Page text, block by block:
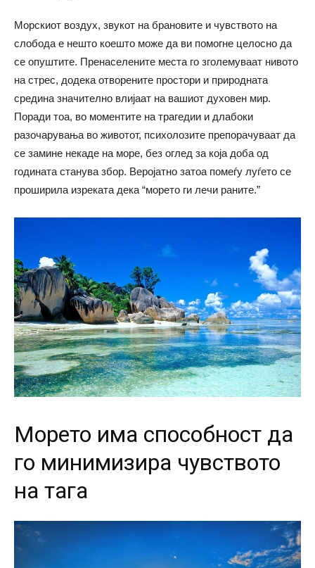
Морскиот воздух, звукот на брановите и чувството на
слобода е нешто коешто може да ви помогне целосно да
се опуштите. Пренаселените места го зголемуваат нивото
на стрес, додека отворените простори и природната
средина значително влијаат на вашиот духовен мир.
Поради тоа, во моментите на трагедии и длабоки
разочарувања во животот, психолозите препорачуваат да
се замине некаде на море, без оглед за која доба од
годината станува збор. Веројатно затоа помеѓу луѓето се
проширила изреката дека “морето ги лечи раните.”
Морето има способност да
го минимизира чувството
на тага